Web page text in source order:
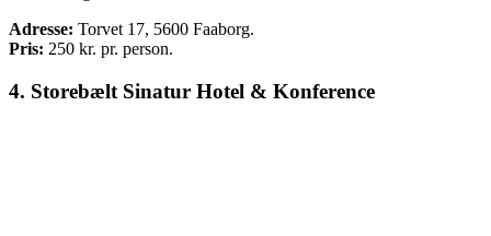
Adresse: Torvet 17, 5600 Faaborg.
Pris: 250 kr. pr. person.
4. Storebælt Sinatur Hotel & Konference